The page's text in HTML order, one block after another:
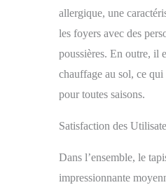
allergique, une
les foyers avec des
poussières. En outre, il
chauffage au sol, ce
pour toutes saisons.
Satisfaction des
Dans l’ensemble, le
impressionnante